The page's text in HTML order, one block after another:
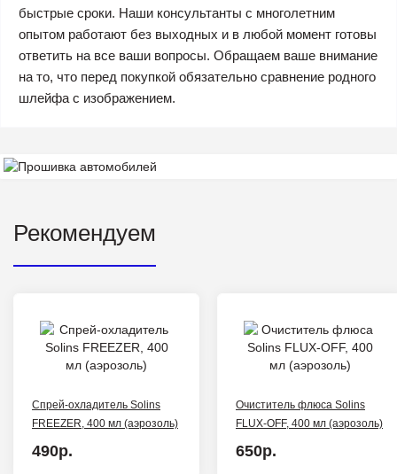
быстрые сроки. Наши консультанты с многолетним
опытом работают без выходных и в любой момент готовы
ответить на все ваши вопросы. Обращаем ваше внимание
на то, что перед покупкой обязательно сравнение родного
шлейфа с изображением.
Рекомендуем
Спрей-охладитель Solins
FREEZER, 400 мл (аэрозоль)
490р.
Очиститель флюса Solins
FLUX-OFF, 400 мл (аэрозоль)
650р.